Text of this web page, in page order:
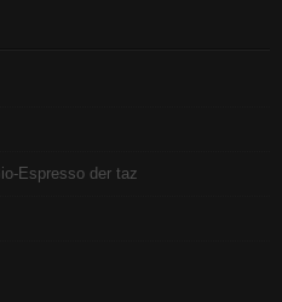
Espresso der taz